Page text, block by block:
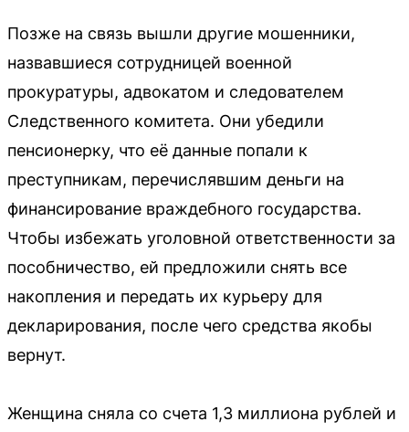
Позже на связь вышли другие мошенники,
назвавшиеся сотрудницей военной
прокуратуры, адвокатом и следователем
Следственного комитета. Они убедили
пенсионерку, что её данные попали к
преступникам, перечислявшим деньги на
финансирование враждебного государства.
Чтобы избежать уголовной ответственности за
пособничество, ей предложили снять все
накопления и передать их курьеру для
декларирования, после чего средства якобы
вернут.
Женщина сняла со счета 1,3 миллиона рублей и